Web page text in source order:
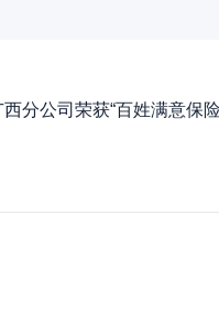
分公司荣获“百姓满意保